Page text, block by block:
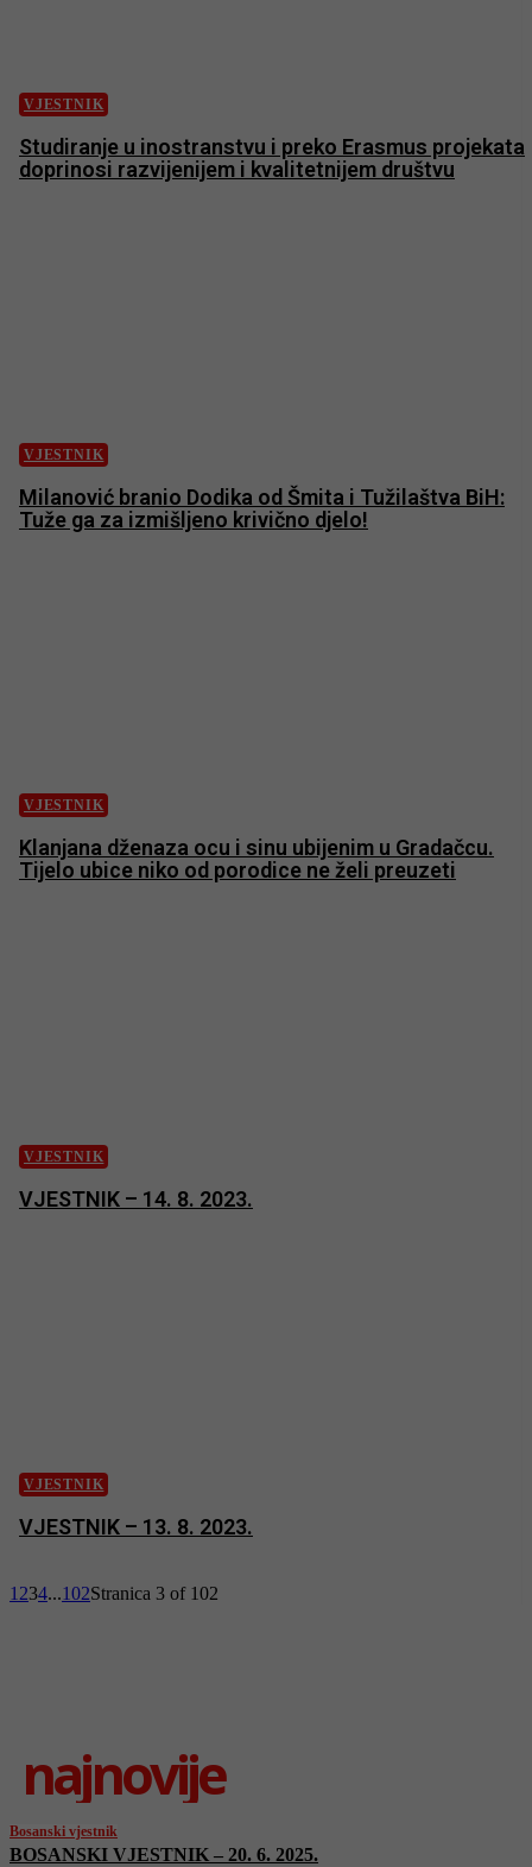
VJESTNIK
Studiranje u inostranstvu i preko Erasmus projekata
doprinosi razvijenijem i kvalitetnijem društvu
VJESTNIK
Milanović branio Dodika od Šmita i Tužilaštva BiH:
Tuže ga za izmišljeno krivično djelo!
VJESTNIK
Klanjana dženaza ocu i sinu ubijenim u Gradačcu.
Tijelo ubice niko od porodice ne želi preuzeti
VJESTNIK
VJESTNIK – 14. 8. 2023.
VJESTNIK
VJESTNIK – 13. 8. 2023.
1 234...102Stranica 3 of 102
najnovije
Bosanski vjestnik
BOSANSKI VJESTNIK – 20. 6. 2025.